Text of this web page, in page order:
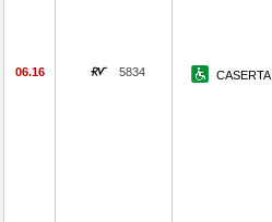
06.16 5834 CASERTA